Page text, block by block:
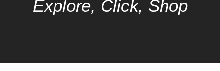
Explore, Click, Shop